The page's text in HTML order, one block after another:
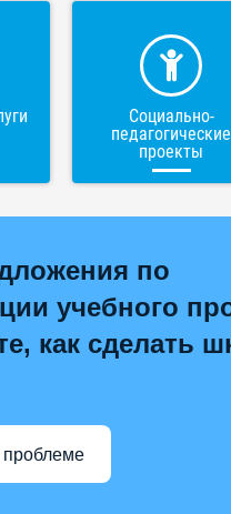
Социально-
педагогические
проекты
по
учебного
как сделать
проблеме